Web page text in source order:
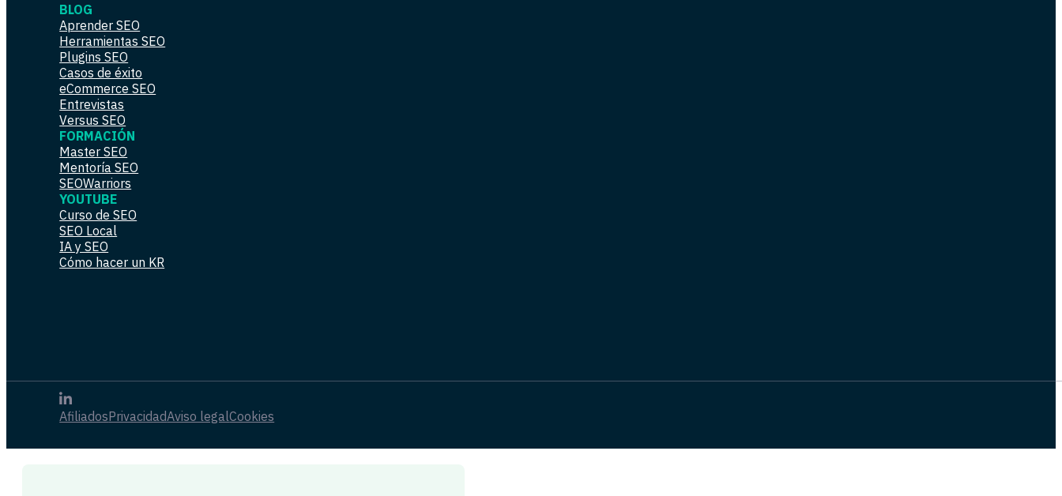
BLOG
Aprender SEO
Herramientas SEO
Plugins SEO
Casos de éxito
eCommerce SEO
Entrevistas
Versus SEO
FORMACIÓN
Master SEO
Mentoría SEO
SEOWarriors
YOUTUBE
Curso de SEO
SEO Local
IA y SEO
Cómo hacer un KR
AfiliadosPrivacidadAviso legalCookies